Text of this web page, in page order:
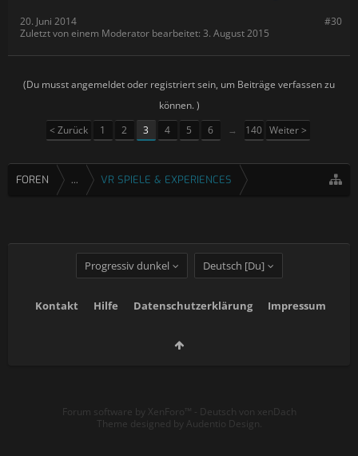
#30
20. Juni 2014
Zuletzt von einem Moderator bearbeitet: 3. August 2015
(Du musst angemeldet oder registriert sein, um Beiträge verfassen zu
können. )
< Zurück
1 2 3 4 5 6 → 140 Weiter >
FOREN ... VR SPIELE & EXPERIENCES
Progressiv dunkel Deutsch [Du]
Kontakt Hilfe Datenschutzerklärung Impressum
Forum software by XenForo™ - Deutsch von xenDach
Theme designed by Audentio Design.